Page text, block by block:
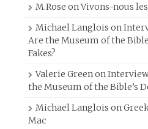
M.Rose onVivons-nous
Michael Langlois on
Are the Museum of the
Fakes?
Valerie Greenon
the Museum of the Bible’s
Michael Langlois on
Mac